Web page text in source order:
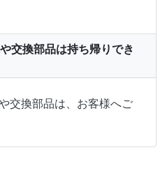
交換部品は持ち帰りでき
交換部品は、お客様へご